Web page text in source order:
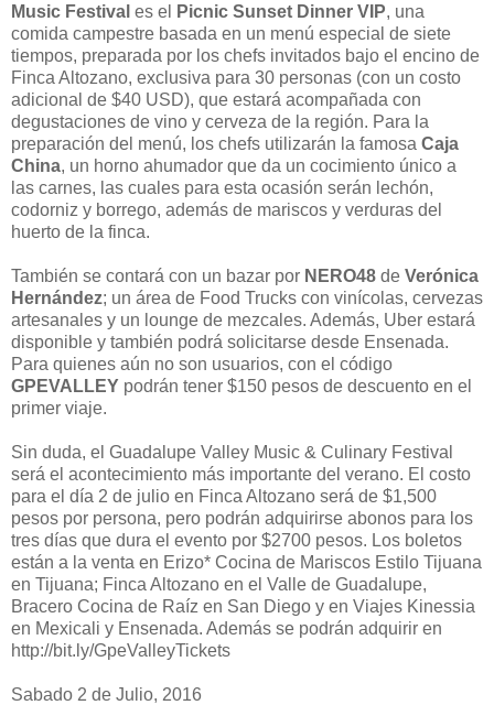
Music Festival es el Picnic Sunset Dinner VIP, una
comida campestre basada en un menú especial de siete
tiempos, preparada por los chefs invitados bajo el encino de
Finca Altozano, exclusiva para 30 personas (con un costo
adicional de $40 USD), que estará acompañada con
degustaciones de vino y cerveza de la región. Para la
preparación del menú, los chefs utilizarán la famosa Caja
China, un horno ahumador que da un cocimiento único a
las carnes, las cuales para esta ocasión serán lechón,
codorniz y borrego, además de mariscos y verduras del
huerto de la finca.
También se contará con un bazar por NERO48 de Verónica
Hernández; un área de Food Trucks con vinícolas, cervezas
artesanales y un lounge de mezcales. Además, Uber estará
disponible y también podrá solicitarse desde Ensenada.
Para quienes aún no son usuarios, con el código
GPEVALLEY podrán tener $150 pesos de descuento en el
primer viaje.
Sin duda, el Guadalupe Valley Music & Culinary Festival
será el acontecimiento más importante del verano. El costo
para el día 2 de julio en Finca Altozano será de $1,500
pesos por persona, pero podrán adquirirse abonos para los
tres días que dura el evento por $2700 pesos. Los boletos
están a la venta en Erizo* Cocina de Mariscos Estilo Tijuana
en Tijuana; Finca Altozano en el Valle de Guadalupe,
Bracero Cocina de Raíz en San Diego y en Viajes Kinessia
en Mexicali y Ensenada. Además se podrán adquirir en
http://bit.ly/GpeValleyTickets
Sabado 2 de Julio, 2016